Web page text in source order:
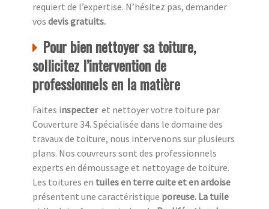
requiert de l’expertise. N’hésitez pas, demander
vos devis gratuits.
Pour bien nettoyer sa toiture,
sollicitez l’intervention de
professionnels en la matière
Faites inspecter et nettoyer votre toiture par
Couverture 34. Spécialisée dans le domaine des
travaux de toiture, nous intervenons sur plusieurs
plans. Nos couvreurs sont des professionnels
experts en démoussage et nettoyage de toiture.
Les toitures en tuiles en terre cuite et en ardoise
présentent une caractéristique poreuse. La tuile